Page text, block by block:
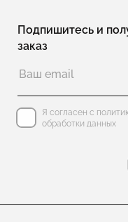
Колье с агатом
Колье чокеры
Подпишитесь и
заказ
Я согласен с
обработки данных